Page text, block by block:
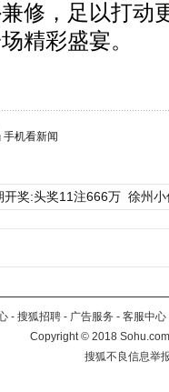
修，足以打动
精彩盛宴。
手机看新闻
开奖:头奖11注666万 徐州
- 搜狐招聘 - 广告服务 - 客服中心
Copyright©2018
搜狐不良信息举